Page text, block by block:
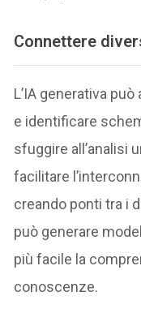
Connettere
L’IA generativa
e identificare
sfuggire all’analisi
facilitare
creando ponti tra i
può generare
più facile la
conoscenze.